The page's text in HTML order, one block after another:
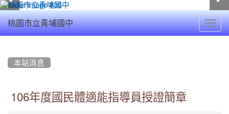
桃園市立青埔國中
本站消息
106年度國民體適能指導員授證簡章